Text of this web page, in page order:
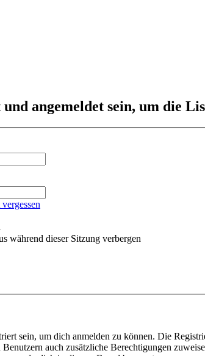
angemeldet sein, um die
während dieser Sitzung verbergen
sein, um dich anmelden zu können. Die
auch zusätzliche Berechtigungen